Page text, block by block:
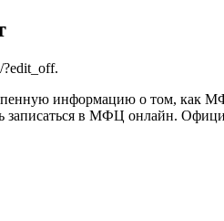
.
информацию о том, как
записаться в МФЦ онлайн.